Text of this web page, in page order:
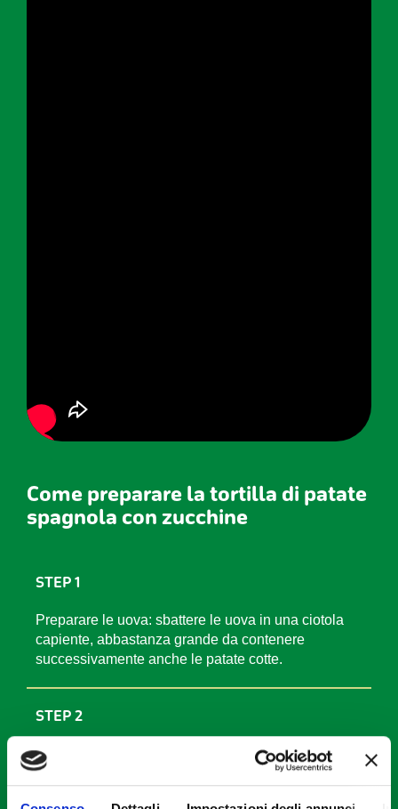
Come preparare la tortilla di patate
spagnola con zucchine
STEP 1
Preparare le uova: sbattere le uova in una ciotola
capiente, abbastanza grande da contenere
successivamente anche le patate cotte.
STEP 2
Tagliare le verdure: sbucciare le patate e tagliarle a
fettine sottili. Affettare anche le zucchine e tagliare